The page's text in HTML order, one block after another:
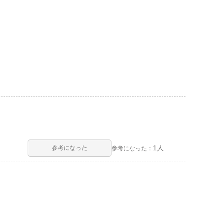
参考になった 参考になった： 1人